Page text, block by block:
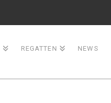
REGATTEN NEWS